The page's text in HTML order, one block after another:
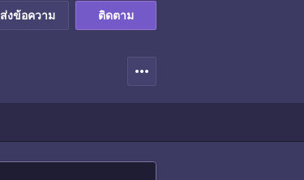
ส่งข้อความ ติดตาม
more_horiz